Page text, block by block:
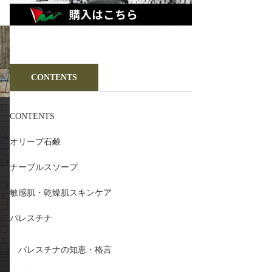
CONTENTS
CONTENTS
オリーブ石鹸
ナーブルスソープ
敏感肌・乾燥肌スキンケア
パレスチナ
パレスチナの知恵・格言